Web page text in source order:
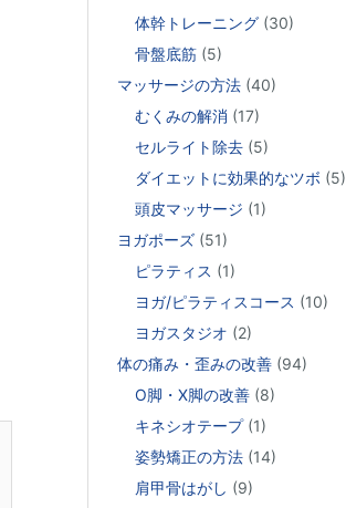
体幹トレーニング (30)
骨盤底筋 (5)
マッサージの方法 (40)
むくみの解消 (17)
セルライト除去 (5)
ダイエットに効果的なツボ (5)
頭皮マッサージ (1)
ヨガポーズ (51)
ピラティス (1)
ヨガ/ピラティスコース (10)
ヨガスタジオ (2)
体の痛み・歪みの改善 (94)
O脚・X脚の改善 (8)
キネシオテープ(1)
姿勢矯正の方法 (14)
肩甲骨はがし (9)